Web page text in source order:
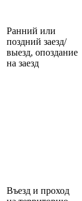
Ранний или
поздний заезд/
выезд, опоздание
на заезд
Въезд и проход